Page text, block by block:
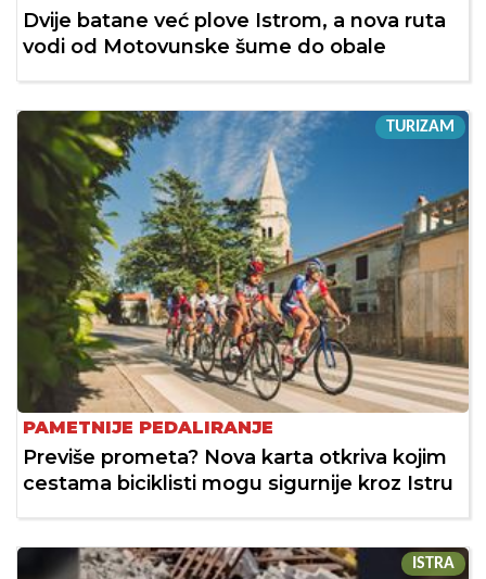
Dvije batane već plove Istrom, a nova ruta
vodi od Motovunske šume do obale
TURIZAM
PAMETNIJE PEDALIRANJE
Previše prometa? Nova karta otkriva kojim
cestama biciklisti mogu sigurnije kroz Istru
ISTRA